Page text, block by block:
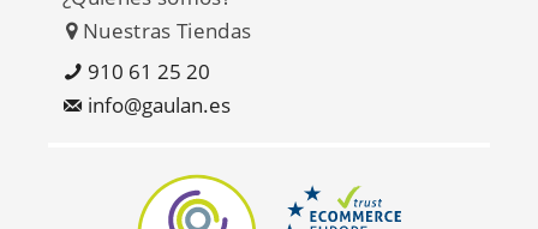
Nuestras Tiendas
910 61 25 20
info@gaulan.es